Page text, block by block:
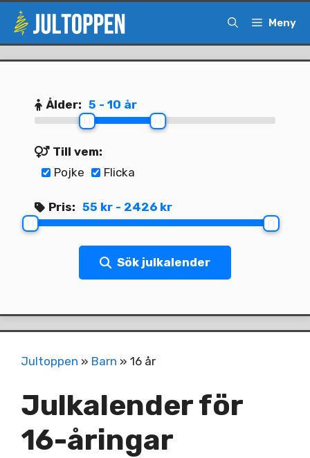
Hoppa
innehåll
Meny
Ålder: 5 - 10 år
Till vem:
Pojke
Flicka
Pris: 55 kr - 2426 kr
Sök julkalender
Jultoppen » Barn » 16 år
Julkalender för
16-åringar